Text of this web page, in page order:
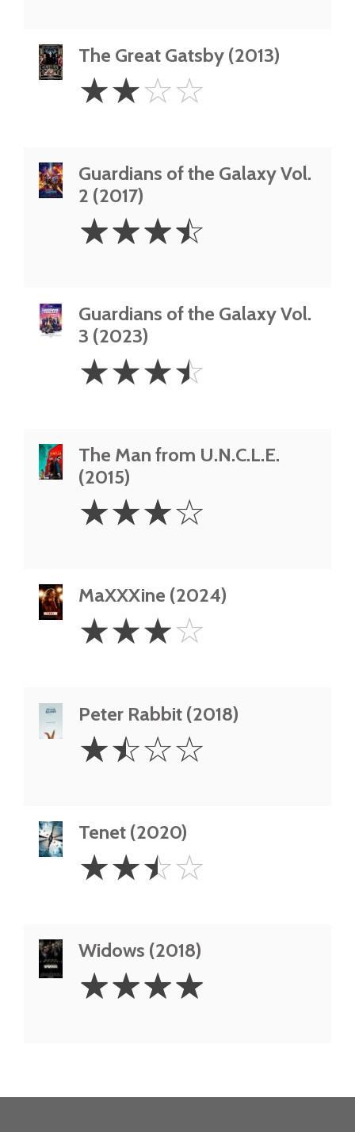
The Great Gatsby (2013)
Stars
☆☆☆☆
Guardians of the Galaxy Vol.
2 (2017)
3.5
Stars
☆☆☆☆
Guardians of the Galaxy Vol.
3 (2023)
3.5
Stars
☆☆☆☆
The Man from U.N.C.L.E.
(2015)
Stars
☆☆☆☆
MaXXXine (2024)
Stars
☆☆☆☆
Peter Rabbit (2018)
1.5
Stars
☆☆☆☆
Tenet (2020)
2.5
Stars
☆☆☆☆
Widows (2018)
Stars
☆☆☆☆